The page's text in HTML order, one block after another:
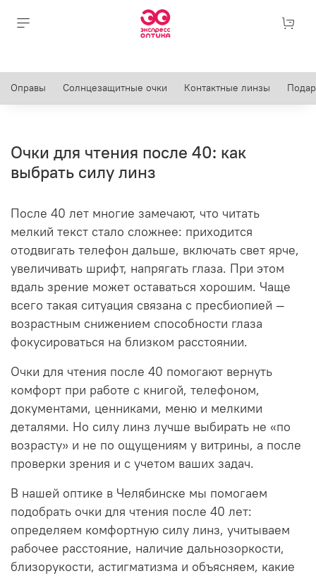
Оправы Солнцезащитные очки Контактные линзы
Очки для чтения после 40: как
выбрать силу линз
После 40 лет многие замечают, что читать
мелкий текст стало сложнее: приходится
отодвигать телефон дальше, включать свет ярче,
увеличивать шрифт, напрягать глаза. При этом
вдаль зрение может оставаться хорошим. Чаще
всего такая ситуация связана с пресбиопией —
возрастным снижением способности глаза
фокусироваться на близком расстоянии.
Очки для чтения после 40 помогают вернуть
комфорт при работе с книгой, телефоном,
документами, ценниками, меню и мелкими
деталями. Но силу линз лучше выбирать не «по
возрасту» и не по ощущениям у витрины, а после
проверки зрения и с учетом ваших задач.
В нашей оптике в Челябинске мы помогаем
подобрать очки для чтения после 40 лет:
определяем комфортную силу линз, учитываем
рабочее расстояние, наличие дальнозоркости,
близорукости, астигматизма и объясняем, какие